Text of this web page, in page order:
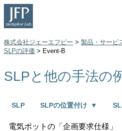
株式会社ジェーエフピー > 製品・サービ
SLPの評価 > Event-B
SLPと他の手法の
SLP SLPの位置付け ▼
電気ポットの「企画要求仕様」